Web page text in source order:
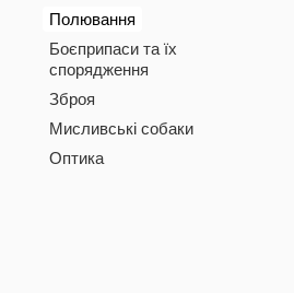
Полювання
Боєприпаси та їх
спорядження
Зброя
Мисливські собаки
Оптика